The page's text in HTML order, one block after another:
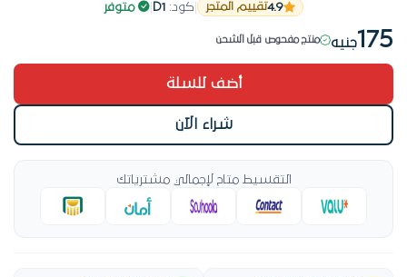
4.9تقييم المتجر كود: D1 متوفر
175جنيه
آخر قطعة متوفرة
منتج مفحوص قبل الشحن
منتج جديد في فلاتر هواء
قطعة مطلوبة في فلاتر هواء
أضف للسلة
شراء الآن
التقسيط متاح لإجمالي مشترياتك